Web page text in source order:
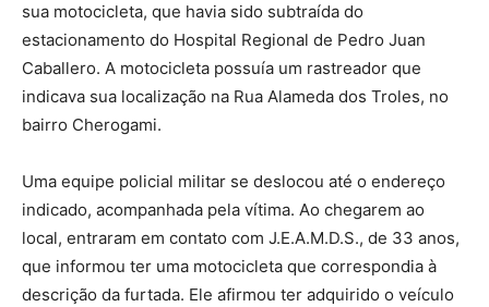
sua motocicleta, que havia sido subtraída do
estacionamento do Hospital Regional de Pedro Juan
Caballero. A motocicleta possuía um rastreador que
indicava sua localização na Rua Alameda dos Troles, no
bairro Cherogami.
Uma equipe policial militar se deslocou até o endereço
indicado, acompanhada pela vítima. Ao chegarem ao
local, entraram em contato com J.E.A.M.D.S., de 33 anos,
que informou ter uma motocicleta que correspondia à
descrição da furtada. Ele afirmou ter adquirido o veículo